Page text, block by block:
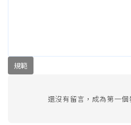
規範
還沒有留言，成為第一個